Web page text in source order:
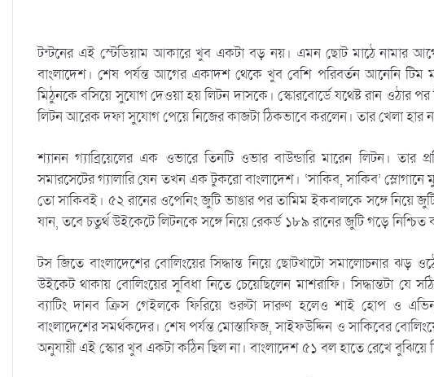
টন্টনের এই স্টেডিয়াম আকারে খুব একটা বড় নয়। এমন ছোট মাঠে নামার
বাংলাদেশ। শেষ পর্যন্ত আগের একাদশ থেকে খুব বেশি পরিবর্তন আনেনি
মিঠুনকে বসিয়ে সুযোগ দেওয়া হয় লিটন দাসকে। স্কোরবোর্ডে যথেষ্ট রান ওঠার পর
লিটন আরেক দফা সুযোগ পেয়ে নিজের কাজটা ঠিকভাবে করলেন। তার খেলা হার
শ্যানন গ্যাব্রিয়েলের এক ওভারে তিনটি ওভার বাউন্ডারি মারেন লিটন। তার
সমারসেটের গ্যালারি যেন তখন এক টুকরো বাংলাদেশ। ‘সাকিব, সাকিব’
তো সাকিবই। ৫২ রানের ওপেনিং জুটি ভাঙার পর তামিম ইকবালকে সঙ্গে নিয়ে
যান, তবে চতুর্থ উইকেটে লিটনকে সঙ্গে নিয়ে রেকর্ড ১৮৯ রানের জুটি গড়ে
টস জিতে বাংলাদেশের বোলিংয়ের সিদ্ধান্ত নিয়ে ছোটখাটো সমালোচনার
উইকেট থাকায় বোলিংয়ের সুবিধা নিতে চেয়েছিলেন মাশরাফি। সিদ্ধান্তটা যে
ব্যাটিং দানব ক্রিস গেইলকে ফিরিয়ে শুরুটা দারুণ হলেও শাই হোপ ও এভিন
বাংলাদেশের সমর্থকদের। শেষ পর্যন্ত মোস্তাফিজ, সাইফউদ্দিন ও সাকিবের
অনুযায়ী এই স্কোর খুব একটা কঠিন ছিল না। বাংলাদেশ ৫১ বল হাতে রেখে বুঝিয়ে